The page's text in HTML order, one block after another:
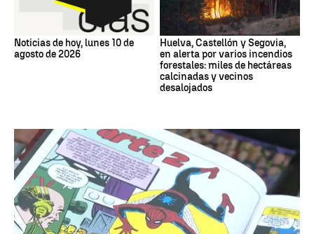
Noticias de hoy, lunes 10 de
agosto de 2026
Huelva, Castellón y Segovia,
en alerta por varios incendios
forestales: miles de hectáreas
calcinadas y vecinos
desalojados